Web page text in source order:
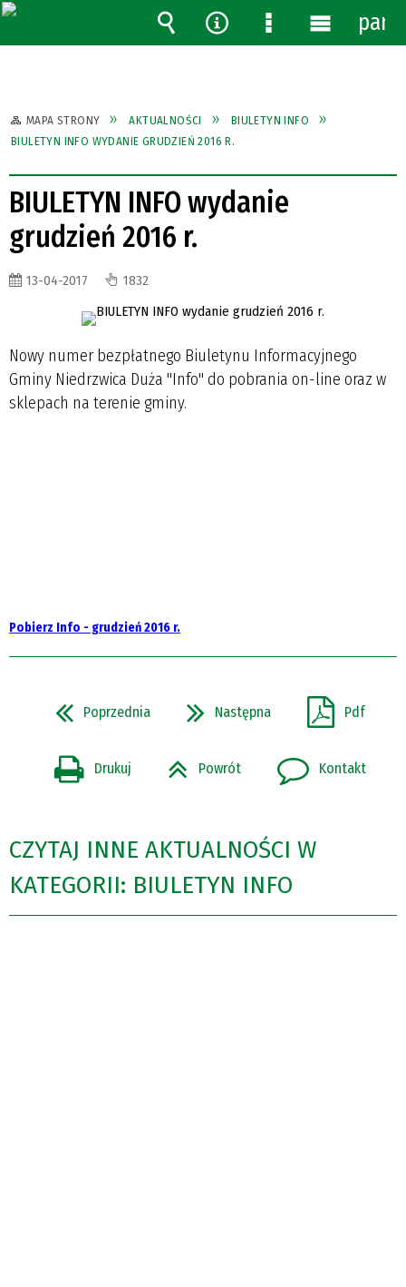
MAPA STRONY AKTUALNOŚCI
BIULETYN INFO
BIULETYN INFO WYDANIE GRUDZIEŃ 2016 R.
BIULETYN INFO wydanie
grudzień 2016 r.
13-04-2017 1832
Nowy numer bezpłatnego Biuletynu Informacyjnego
Gminy Niedrzwica Duża "Info" do pobrania on-line oraz w
sklepach na terenie gminy.
Pobierz Info - grudzień 2016 r.
Poprzednia Następna Pdf
Drukuj Powrót Kontakt
CZYTAJ INNE AKTUALNOŚCI W
KATEGORII: BIULETYN INFO
Wyszukiwarka
Narzędzia
MenuMenu